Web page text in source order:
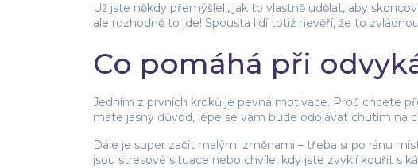
Už jste někdy přemýšleli, jak to vlastně udělat, aby
ale rozhodně to jde! Spousta lidí totiž nevěří, že to
Co pomáhá při
Jedním z prvních kroků je pevná motivace. Proč chcete
máte jasný důvod, lépe se vám bude odolávat chutím na
Dále je super začít malými změnami – třeba si po ránu
jsou stresové situace nebo chvíle, kdy jste zvyklí kouřit s